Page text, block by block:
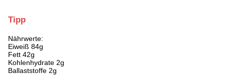
Tipp
Nährwerte:
Eiweiß 84g
Fett 42g
Kohlenhydrate 2g
Ballaststoffe 2g